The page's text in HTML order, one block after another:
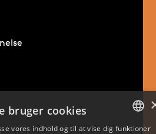
bruger cookies
vores indhold og til at vise dig funktioner